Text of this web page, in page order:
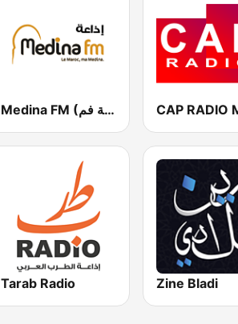
Medina FM (إذاعة مدينة فم)
Tarab Radio Zine Bladi